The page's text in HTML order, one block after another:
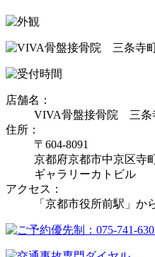
店舗名：
VIVA骨盤接骨院 三条
住所：
〒604-8091
京都府京都市中京区寺
ギャラリーカトビル
アクセス：
「京都市役所前駅」か